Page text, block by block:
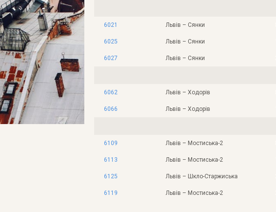
6021 Львів – Сянки
6025 Львів – Сянки
6027 Львів – Сянки
6062 Львів – Ходорів
6066 Львів – Ходорів
6109 Львів – Мостиська-2
6113 Львів – Мостиська-2
6125 Львів – Шкло-Старжиська
6119 Львів – Мостиська-2